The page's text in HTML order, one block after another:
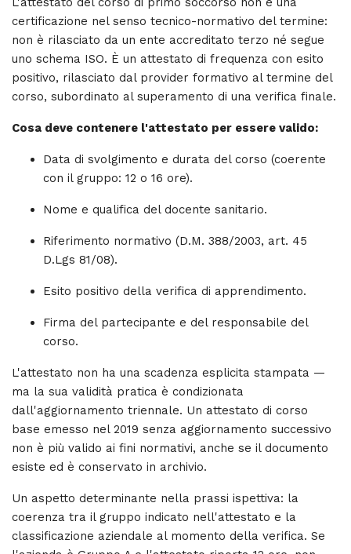
certificazione nel senso tecnico-normativo del termine:
non è rilasciato da un ente accreditato terzo né segue
uno schema ISO. È un attestato di frequenza con esito
positivo, rilasciato dal provider formativo al termine del
corso, subordinato al superamento di una verifica finale.
Cosa deve contenere l'attestato per essere valido:
Data di svolgimento e durata del corso (coerente
con il gruppo: 12 o 16 ore).
Nome e qualifica del docente sanitario.
Riferimento normativo (D.M. 388/2003, art. 45
D.Lgs 81/08).
Esito positivo della verifica di apprendimento.
Firma del partecipante e del responsabile del
corso.
L'attestato non ha una scadenza esplicita stampata —
ma la sua validità pratica è condizionata
dall'aggiornamento triennale. Un attestato di corso
base emesso nel 2019 senza aggiornamento successivo
non è più valido ai fini normativi, anche se il documento
esiste ed è conservato in archivio.
Un aspetto determinante nella prassi ispettiva: la
coerenza tra il gruppo indicato nell'attestato e la
classificazione aziendale al momento della verifica. Se